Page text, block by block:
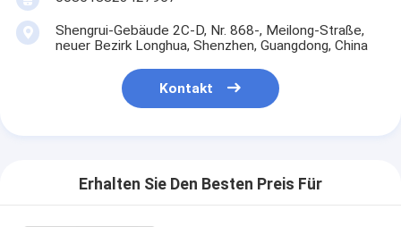
Shengrui-Gebäude 2C-D, Nr. 868-, Meilong-Straße,
neuer Bezirk Longhua, Shenzhen, Guangdong, China
Kontakt
Erhalten Sie Den Besten Preis Für